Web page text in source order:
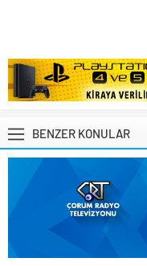
BENZER KONULAR